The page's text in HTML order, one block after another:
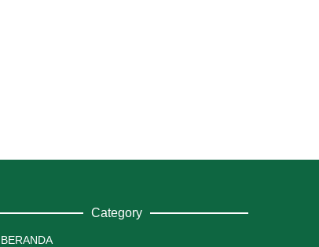
Category
BERANDA